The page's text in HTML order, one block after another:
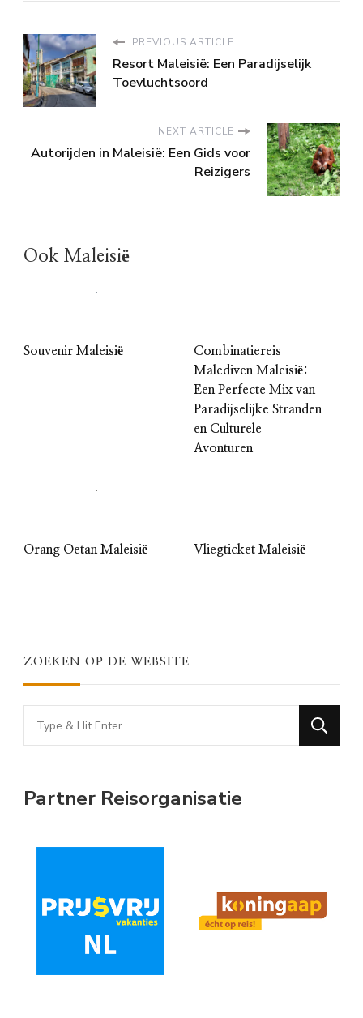
PREVIOUS ARTICLE
Resort Maleisië: Een Paradijselijk
Toevluchtsoord
NEXT ARTICLE
Autorijden in Maleisië: Een Gids voor
Reizigers
Ook Maleisië
Souvenir Maleisië
Combinatiereis
Malediven Maleisië:
Een Perfecte Mix van
Paradijselijke Stranden
en Culturele
Avonturen
Orang Oetan Maleisië Vliegticket Maleisië
ZOEKEN OP DE WEBSITE
Looking
for
Partner Reisorganisatie